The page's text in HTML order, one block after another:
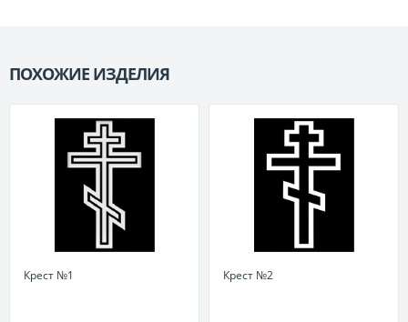
ПОХОЖИЕ ИЗДЕЛИЯ
Крест №1 Крест №2